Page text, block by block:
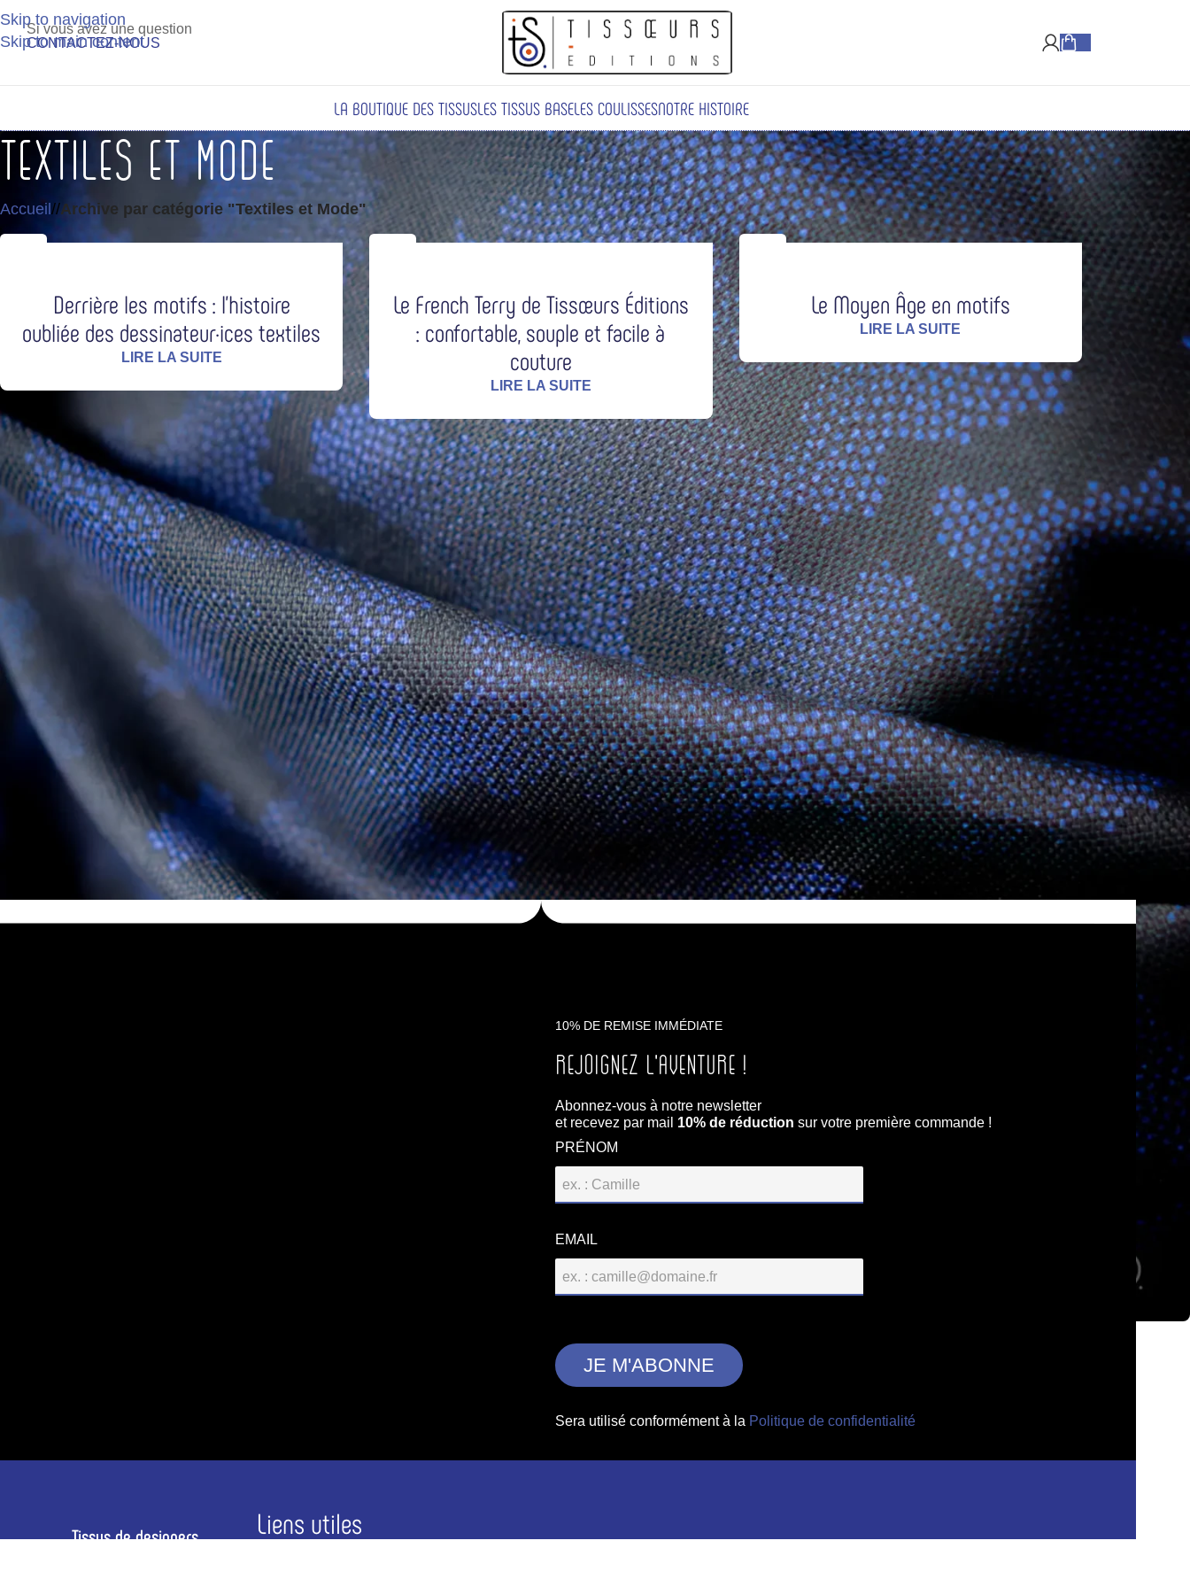
Skip to navigation
Skip to main content
2,20 €* 3 fois sans frais avec Klarna
Si vous avez une question
CONTACTEZ-NOUS
LA BOUTIQUE DES TISSUSLES TISSUS BASELES COULISSESNOTRE HISTOIRE
Textiles et Mode
Accueil / Archive par catégorie "Textiles et Mode"
Derrière les motifs : l’histoire
oubliée des dessinateur·ices textiles
LIRE LA SUITE
Le French Terry de Tissœurs Éditions
: confortable, souple et facile à
couture
LIRE LA SUITE
Le Moyen Âge en motifs
LIRE LA SUITE
10% DE REMISE IMMÉDIATE
Rejoignez l'aventure !
Abonnez-vous à notre newsletter
et recevez par mail 10% de réduction sur votre première commande !
PRÉNOM
EMAIL
Sera utilisé conformément à la Politique de confidentialité
Tissus de designers
Liens utiles